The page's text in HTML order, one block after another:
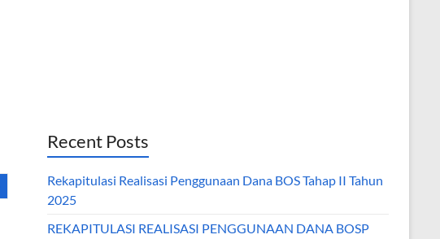
Recent Posts
Rekapitulasi Realisasi Penggunaan Dana BOS Tahap II Tahun
2025
REKAPITULASI REALISASI PENGGUNAAN DANA BOSP